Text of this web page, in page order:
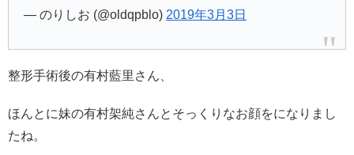
— のりしお (@oldqpblo) 2019年3月3日
整形手術後の有村藍里さん、
ほんとに妹の有村架純さんとそっくりなお顔をになりまし
たね。